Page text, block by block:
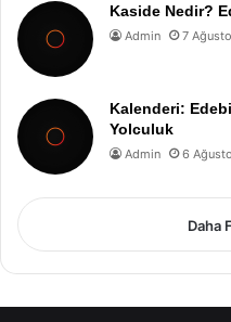
Kaside Nedir?
Admin 7
Kalenderi:
Yolculuk
Admin 6
Daha